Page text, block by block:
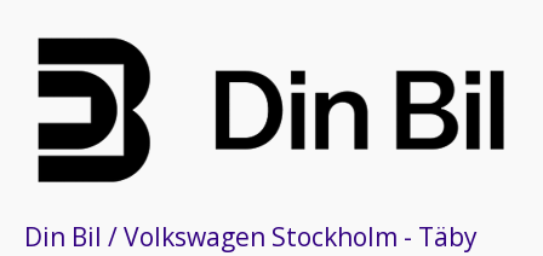
Din Bil / Volkswagen Stockholm - Täby